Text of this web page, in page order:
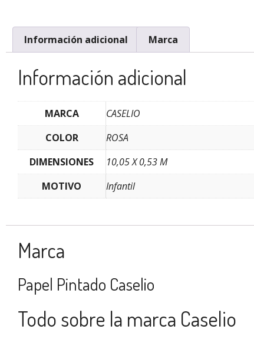
Información adicional Marca
Información adicional
MARCA
CASELIO
COLOR
ROSA
DIMENSIONES
10,05 X 0,53 M
MOTIVO
Infantil
Marca
Papel Pintado Caselio
Todo sobre la marca Caselio